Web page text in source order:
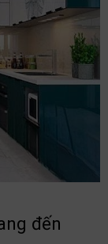
đến